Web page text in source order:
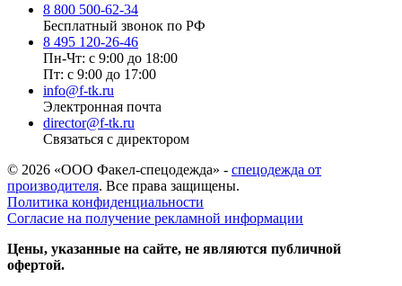
8 800 500-62-34
Бесплатный звонок по РФ
8 495 120-26-46
Пн-Чт: с 9:00 до 18:00
Пт: с 9:00 до 17:00
info@f-tk.ru
Электронная почта
director@f-tk.ru
Связаться с директором
© 2026 «ООО Факел-спецодежда» - спецодежда от
производителя. Все права защищены.
Политика конфиденциальности
Согласие на получение рекламной информации
Цены, указанные на сайте, не являются публичной
офертой.